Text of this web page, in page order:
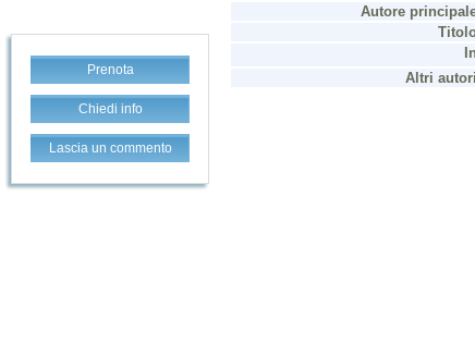
Prenota
Chiedi info
Lascia un commento